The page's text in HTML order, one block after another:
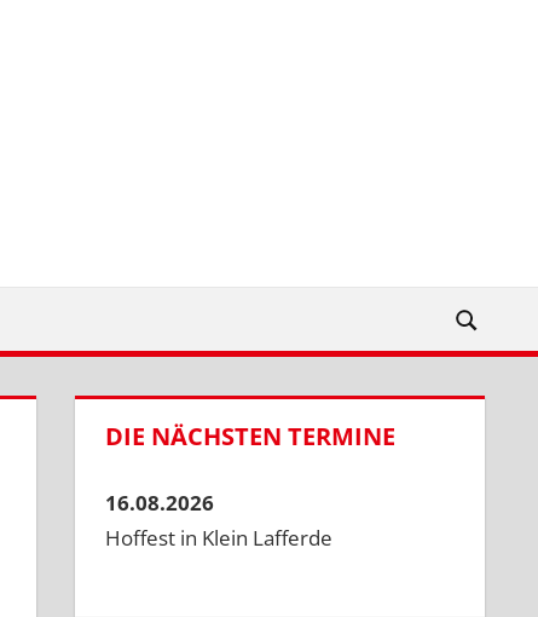
DIE NÄCHSTEN TERMINE
16.08.2026
Hoffest in Klein Lafferde